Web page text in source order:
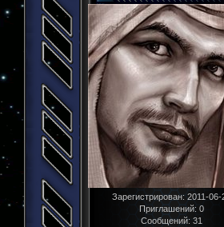
Зарегистрирован: 2011-06-
Приглашений: 0
Сообщений: 31